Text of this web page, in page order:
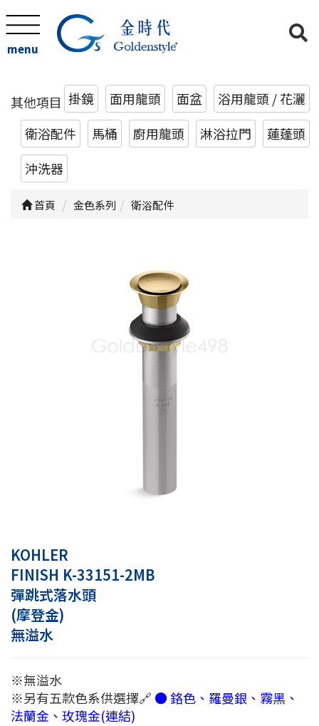
menu
其他項目 掛鏡 面用龍頭 面盆
浴用龍頭 / 花灑
衛浴配件
馬桶 廚用龍頭 淋浴拉門
蓮蓬頭
沖洗器
首頁 金色系列 衛浴配件
KOHLER
FINISH K-33151-2MB
彈跳式落水頭
(摩登金)
無溢水
※無溢水
※另有五款色系供選擇🔗 ● 鉻色、羅曼銀、霧黑、
法蘭金、玫瑰金(連結)